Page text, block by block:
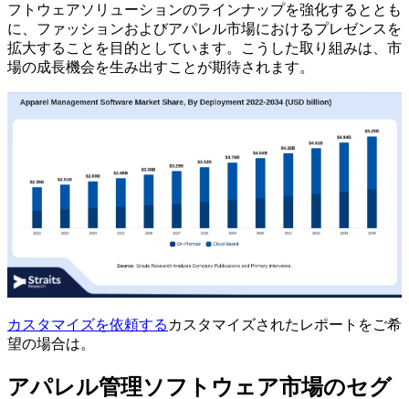
フトウェアソリューションのラインナップを強化するととも
に、ファッションおよびアパレル市場におけるプレゼンスを
拡大することを目的としています。こうした取り組みは、市
場の成長機会を生み出すことが期待されます。
カスタマイズを依頼する カスタマイズされたレポートをご希
望の場合は。
アパレル管理ソフトウェア市場のセグ